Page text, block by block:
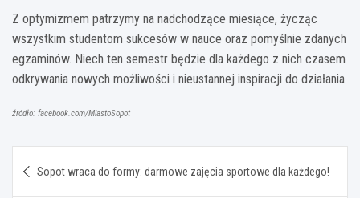
Z optymizmem patrzymy na nadchodzące miesiące, życząc
wszystkim studentom sukcesów w nauce oraz pomyślnie zdanych
egzaminów. Niech ten semestr będzie dla każdego z nich czasem
odkrywania nowych możliwości i nieustannej inspiracji do działania.
źródło: facebook.com/MiastoSopot
wpisu
Sopot wraca do formy: darmowe zajęcia sportowe dla każdego!